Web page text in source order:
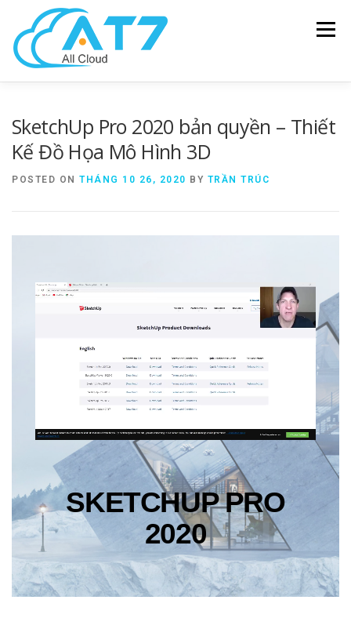
Menu
SketchUp Pro 2020 bản quyền – Thiết
Kế Đồ Họa Mô Hình 3D
POSTED ON THÁNG 10 26, 2020 BY TRẦN TRÚC
SKETCHUP PRO
2020